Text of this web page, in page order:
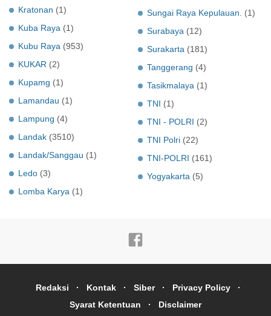
Kratonan (1)
Kuba Raya (1)
Kubu Raya (953)
KUKAR (2)
Kupamg (1)
Lamandau (1)
Lampung (4)
Landak (3510)
Landak/Sanggau (1)
Ledo (3)
Lomba Karya (1)
Sungai Raya Kepulauan.
(1)
Surabaya (12)
Surakarta (181)
Tanggerang (4)
Tasikmalaya (1)
TNI (1)
TNI - POLRI (2)
TNI Polri (22)
TNI-POLRI (161)
Yogyakarta (5)
Redaksi Kontak Siber
Privacy Policy
Syarat Ketentuan
Disclaimer